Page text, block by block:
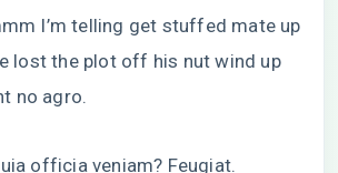
I’m telling get stuffed mate up
lost the plot off his nut wind up
no agro.
officia veniam? Feugiat.